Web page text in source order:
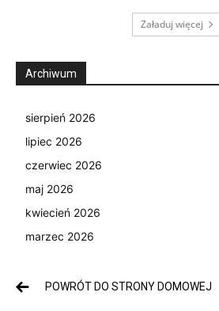
Załaduj więcej
Archiwum
sierpień 2026
lipiec 2026
czerwiec 2026
maj 2026
kwiecień 2026
marzec 2026
POWRÓT DO STRONY DOMOWEJ